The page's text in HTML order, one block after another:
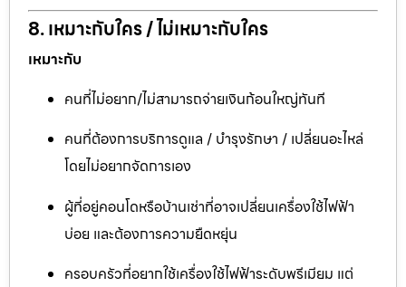
8. เหมาะกับใคร / ไม่เหมาะกับใคร
เหมาะกับ
คนที่ไม่อยาก/ไม่สามารถจ่ายเงินก้อนใหญ่ทันที
คนที่ต้องการบริการดูแล / บำรุงรักษา / เปลี่ยนอะไหล่
โดยไม่อยากจัดการเอง
ผู้ที่อยู่คอนโดหรือบ้านเช่าที่อาจเปลี่ยนเครื่องใช้ไฟฟ้า
บ่อย และต้องการความยืดหยุ่น
ครอบครัวที่อยากใช้เครื่องใช้ไฟฟ้าระดับพรีเมียม แต่